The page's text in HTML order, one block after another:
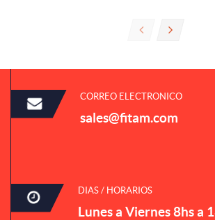
CORREO ELECTRONICO
sales@fitam.com
DIAS / HORARIOS
Lunes a Viernes 8hs a